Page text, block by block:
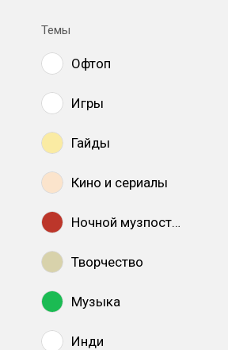
Темы
Офтоп
Игры
Гайды
Кино и сериалы
Ночной музпостинг
Творчество
Музыка
Инди